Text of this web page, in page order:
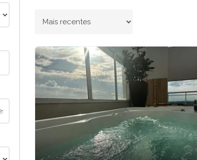
Ordenar por